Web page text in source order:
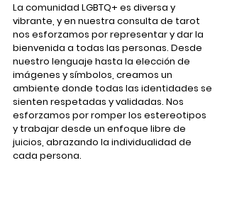
La comunidad LGBTQ+ es diversa y
vibrante, y en nuestra consulta de tarot
nos esforzamos por representar y dar la
bienvenida a todas las personas. Desde
nuestro lenguaje hasta la elección de
imágenes y símbolos, creamos un
ambiente donde todas las identidades se
sienten respetadas y validadas. Nos
esforzamos por romper los estereotipos
y trabajar desde un enfoque libre de
juicios, abrazando la individualidad de
cada persona.